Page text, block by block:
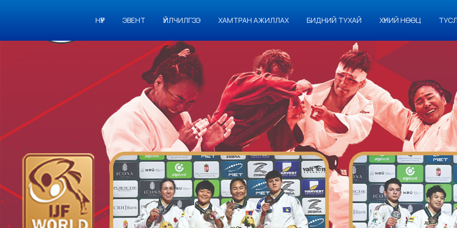
НҮҮР ЭВЕНТ ҮЙЛЧИЛГЭЭ ХАМТРАН АЖИЛЛАХ БИДНИЙ ТУХАЙ ХҮНИЙ НӨӨЦ